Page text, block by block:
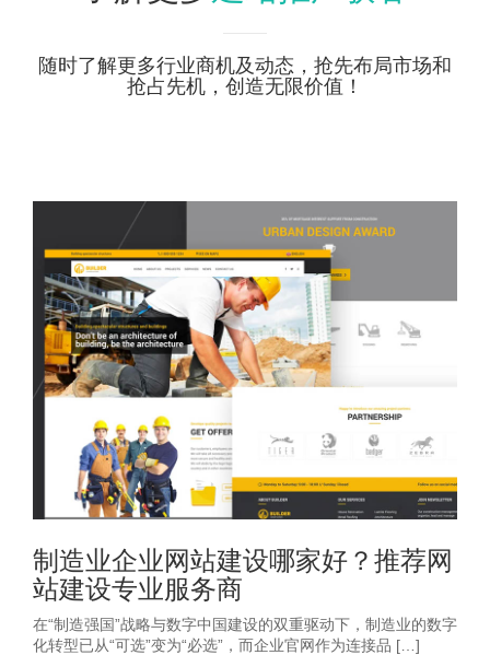
随时了解更多行业商机及动态，抢先布局市场和
抢占先机，创造无限价值！
制造业企业网站建设哪家好？推荐网
站建设专业服务商
在“制造强国”战略与数字中国建设的双重驱动下，制造业的数字
化转型已从“可选”变为“必选”，而企业官网作为连接品 […]